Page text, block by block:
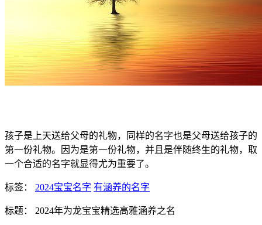
孩子是上天送给父母的礼物，同样的名字也是父母送给孩子的
第一份礼物。因为是第一份礼物，并且是伴随终生的礼物，取
一个合适的名字就显得尤为重要了。
标签： 2024宝宝名字 有涵养的名字
标题： 2024年为龙宝宝精选高雅涵养之名